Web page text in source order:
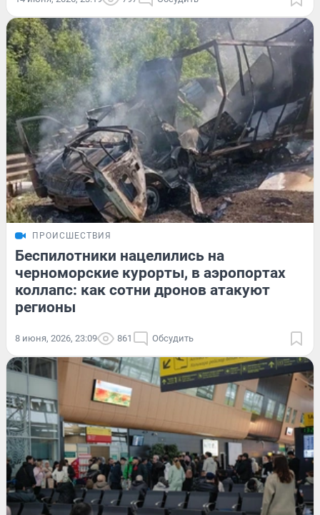
ПРОИСШЕСТВИЯ
Беспилотники нацелились на
черноморские курорты, в аэропортах
коллапс: как сотни дронов атакуют
регионы
8 июня, 2026, 23:09 861 Обсудить